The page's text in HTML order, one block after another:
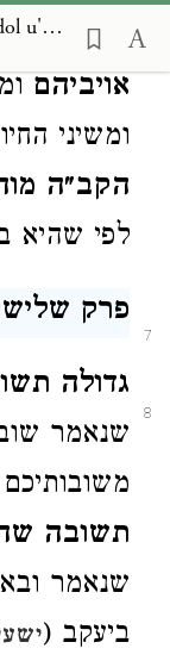
Otzar Midrashim, Midrash Gadol u'Gedolah
שבזכותה
אויביהם
ומשיני
הקב״ה
לפי שהיא
7
פרק
8
גדולה
שנאמר
תשובה
שנאמר
ביעקב (